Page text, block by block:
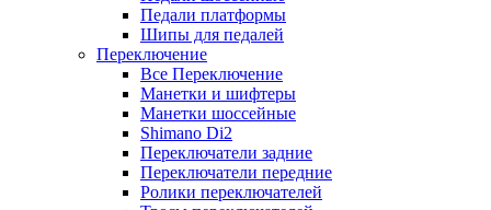
Педали платформы
Шипы для педалей
Переключение
Все Переключение
Манетки и шифтеры
Манетки шоссейные
Shimano Di2
Переключатели задние
Переключатели передние
Ролики переключателей